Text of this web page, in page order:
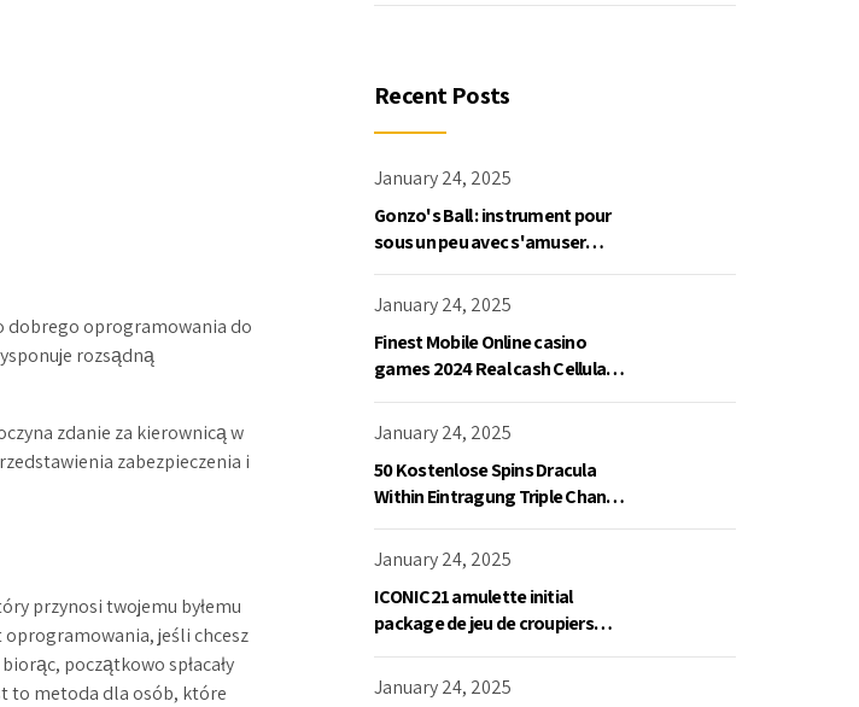
dobrego oprogramowania do
rozsądną
zdanie za kierownicą w
zabezpieczenia i
przynosi twojemu byłemu
oprogramowania, jeśli chcesz
początkowo spłacały
to metoda dla osób, które
Recent Posts
January 24, 2025
Gonzo's Ball : instrument pour
sous un peu avec s'amuser
gratuite en mode démo, NetEnt
January 24, 2025
Finest Mobile Online casino
games 2024 Real cash Cellular
January 24, 2025
50 Kostenlose Spins Dracula
Within Eintragung Triple Chance
Slot Exklusive Einzahlung
January 24, 2025
ICONIC21 amulette initial
package de jeu de croupiers
personnellement
January 24, 2025